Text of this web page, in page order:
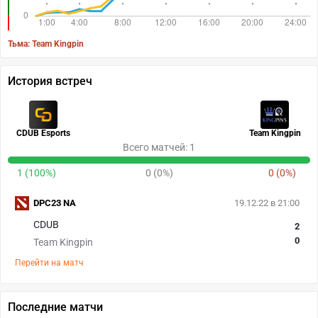
Тьма: Team Kingpin
История встреч
CDUB Esports Team Kingpin
Всего матчей: 1
1 (100%) 0 (0%) 0 (0%)
19.12.22 в 21:00
CDUB
Team Kingpin
2
0
Перейти на матч
DPC23 NA
Последние матчи